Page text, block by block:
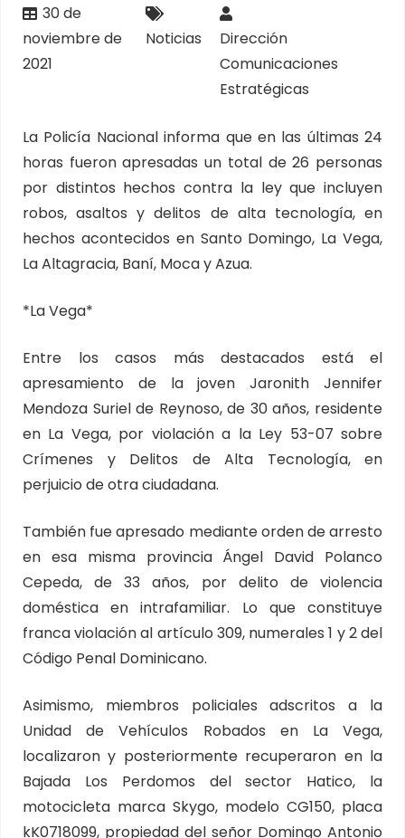
30 de
noviembre de
2021
Noticias
Dirección
Comunicaciones
Estratégicas
La Policía Nacional informa que en las últimas 24
horas fueron apresadas un total de 26 personas
por distintos hechos contra la ley que incluyen
robos, asaltos y delitos de alta tecnología, en
hechos acontecidos en Santo Domingo, La Vega,
La Altagracia, Baní, Moca y Azua.
*La Vega*
Entre los casos más destacados está el
apresamiento de la joven Jaronith Jennifer
Mendoza Suriel de Reynoso, de 30 años, residente
en La Vega, por violación a la Ley 53-07 sobre
Crímenes y Delitos de Alta Tecnología, en
perjuicio de otra ciudadana.
También fue apresado mediante orden de arresto
en esa misma provincia Ángel David Polanco
Cepeda, de 33 años, por delito de violencia
doméstica en intrafamiliar. Lo que constituye
franca violación al artículo 309, numerales 1 y 2 del
Código Penal Dominicano.
Asimismo, miembros policiales adscritos a la
Unidad de Vehículos Robados en La Vega,
localizaron y posteriormente recuperaron en la
Bajada Los Perdomos del sector Hatico, la
motocicleta marca Skygo, modelo CG150, placa
kK0718099, propiedad del señor Domingo Antonio